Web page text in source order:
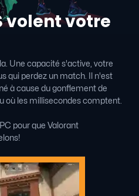
volent votre
Une capacité s'active, votre
qui perdez un match. Il n'est
à cause du gonflement de
où les millisecondes comptent.
pour que Valorant